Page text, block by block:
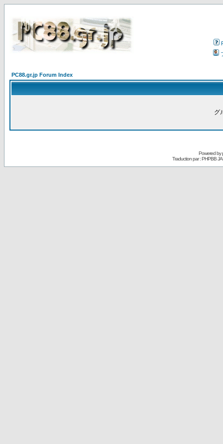
PC88.gr.jp Forum Index
グ
Powered by
Traduction par : PHPBB